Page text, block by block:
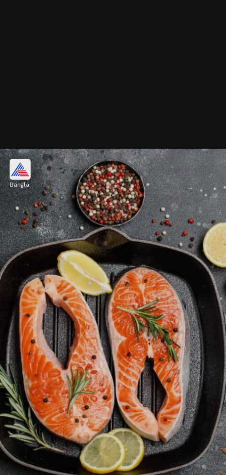
ডিম
ডিমে রয়েছে উচ্চমানের প্রোটিন ও বায়োটিন। এই দুটি
উপাদান চুলের গোড়া মজবুত করার জন্য অত্যন্ত জরুরি।
Image credits: Getty
Bangla